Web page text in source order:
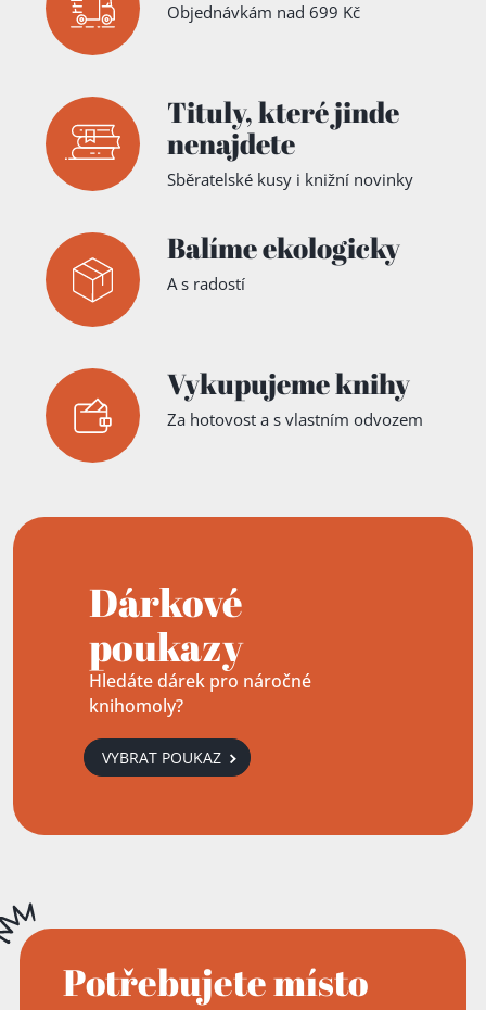
Objednávkám nad 699 Kč
Tituly,které jinde
nenajdete
Sběratelské kusy i knižní novinky
Balíme ekologicky
A s radostí
Vykupujeme knihy
Za hotovost a s vlastním odvozem
Dárkové
poukazy
Hledáte dárek pro náročné
knihomoly?
VYBRAT POUKAZ
Potřebujete místo